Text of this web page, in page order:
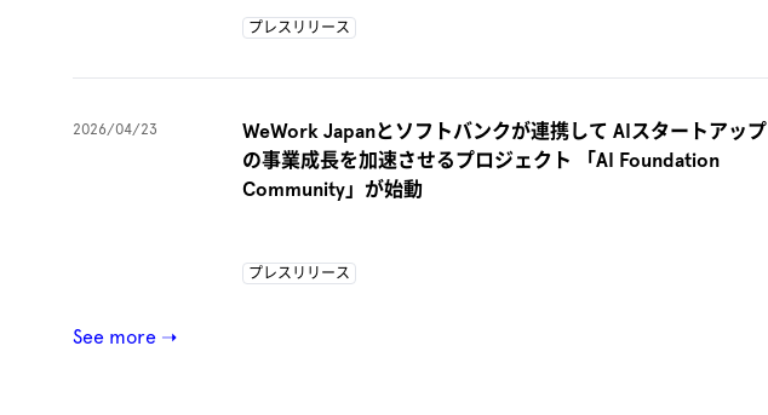
プレスリリース
2026/04/23
WeWork Japanとソフトバンクが連携して AIスタートアップ
の事業成長を加速させるプロジェクト 「AI Foundation
Community」が始動
プレスリリース
See more ➝